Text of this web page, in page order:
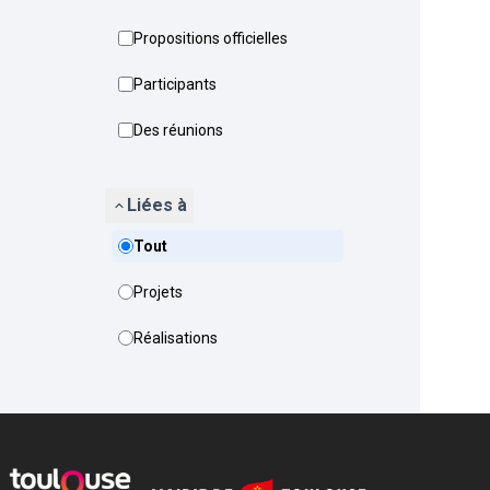
Propositions officielles
Participants
Des réunions
Liées à
Tout
Projets
Réalisations